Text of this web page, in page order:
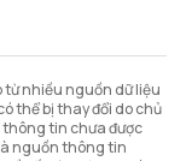
từ nhiều nguồn dữ liệu
thể bị thay đổi do chủ
tin chưa được
nguồn thông tin